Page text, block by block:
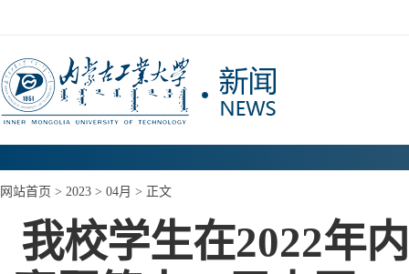
网站首页 > 2023 > 04月 > 正文
我校学生在2022年